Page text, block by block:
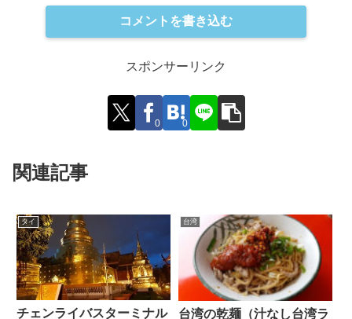
コメントを書き込む
スポンサーリンク
0 0
関連記事
タイ
チェンライバスターミナル
台湾
台湾の乾麺（汁なし台湾ラ